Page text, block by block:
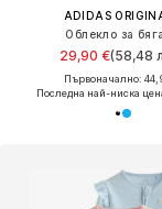
ADIDAS
Облекло за
29,90 €(58,48
Първоначално:
Последна най-ниска